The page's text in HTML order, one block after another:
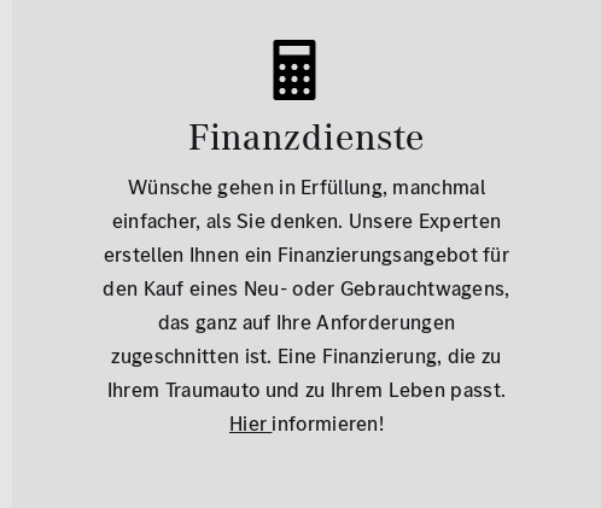
Finanzdienste
Wünsche gehen in Erfüllung, manchmal
einfacher, als Sie denken. Unsere Experten
erstellen Ihnen ein Finanzierungsangebot für
den Kauf eines Neu- oder Gebrauchtwagens,
das ganz auf Ihre Anforderungen
zugeschnitten ist. Eine Finanzierung, die zu
Ihrem Traumauto und zu Ihrem Leben passt.
Hier informieren!